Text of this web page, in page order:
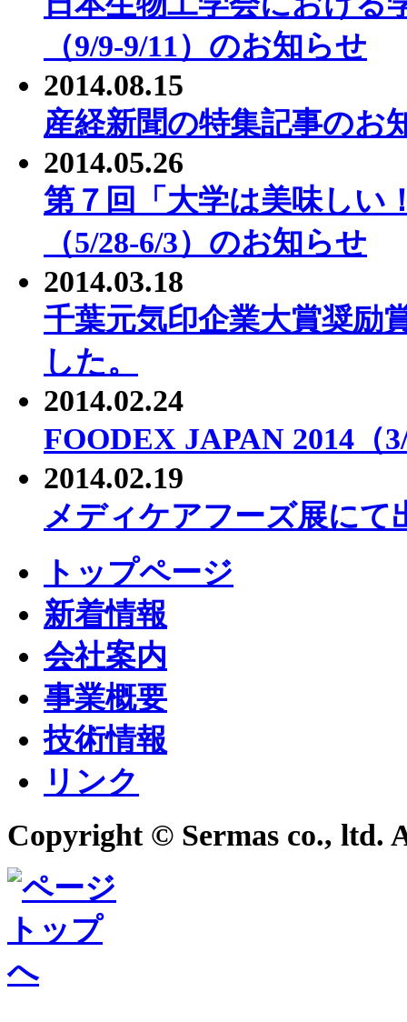
（9/9-9/11）のお知らせ
2014.08.15
産経新聞の特集記事のお
2014.05.26
第７回「大学は美味しい
（5/28-6/3）のお知らせ
2014.03.18
千葉元気印企業大賞奨励
した。
2014.02.24
FOODEX JAPAN 2014（
2014.02.19
メディケアフーズ展にて
トップページ
新着情報
会社案内
事業概要
技術情報
リンク
Copyright © Sermas co., ltd.